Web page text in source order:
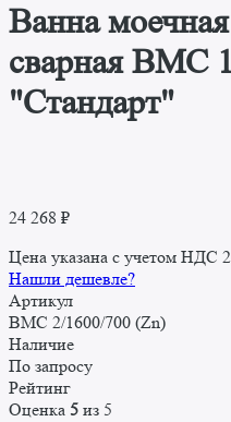
Ванна
сварная ВМС
"Стандарт"
24 268 ₽
Цена указана с учетом НДС
Нашли дешевле?
Артикул
ВМС 2/1600/700 (Zn)
Наличие
По запросу
Рейтинг
Оценка 5 из 5